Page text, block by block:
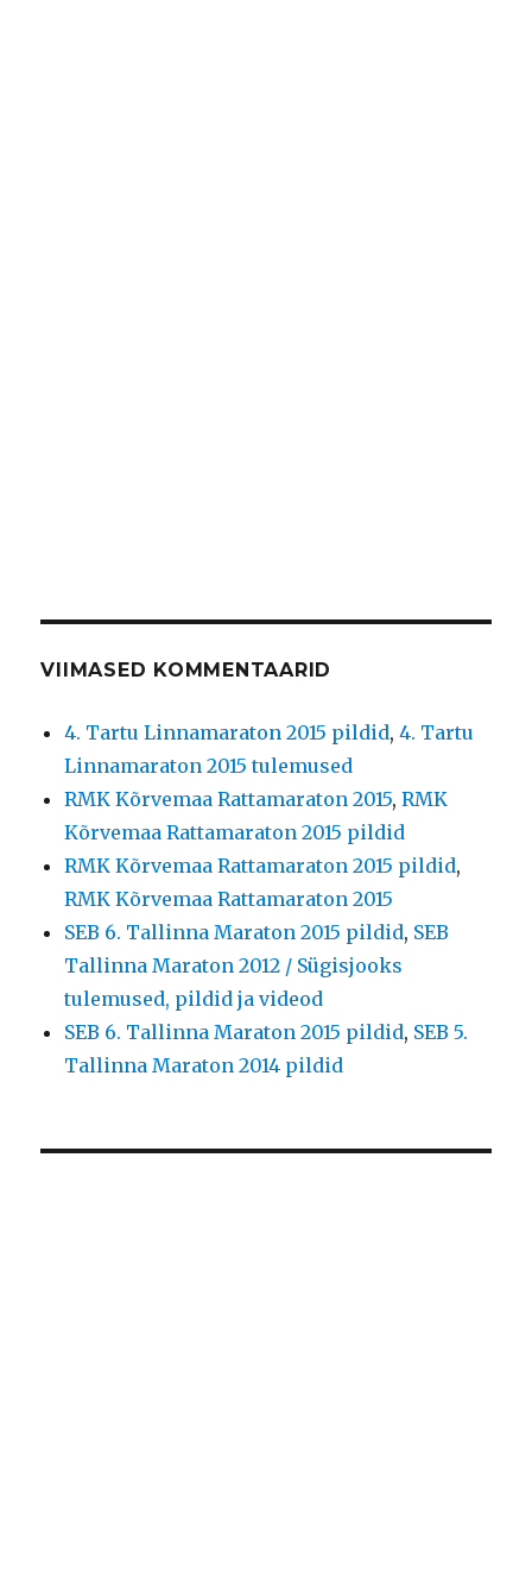
VIIMASED KOMMENTAARID
4. Tartu Linnamaraton 2015 pildid,4. Tartu
Linnamaraton 2015 tulemused
RMK Kõrvemaa Rattamaraton 2015,RMK
Kõrvemaa Rattamaraton 2015 pildid
RMK Kõrvemaa Rattamaraton 2015 pildid,
RMK Kõrvemaa Rattamaraton 2015
SEB 6. Tallinna Maraton 2015 pildid, SEB
Tallinna Maraton 2012 / Sügisjooks
tulemused, pildid ja videod
SEB 6. Tallinna Maraton 2015 pildid, SEB 5.
Tallinna Maraton 2014 pildid